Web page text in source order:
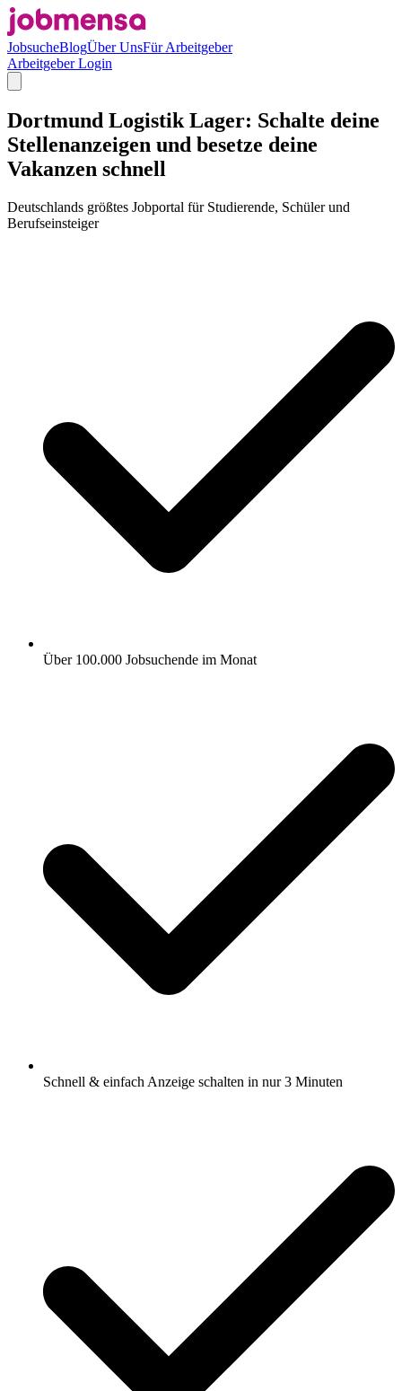
JobsucheBlogÜber UnsFür Arbeitgeber
Arbeitgeber Login
Dortmund Logistik Lager: Schalte deine
Stellenanzeigen und besetze deine
Vakanzen schnell
Deutschlands größtes Jobportal für Studierende, Schüler und
Berufseinsteiger
Über 100.000 Jobsuchende im Monat
Schnell & einfach Anzeige schalten in nur 3 Minuten